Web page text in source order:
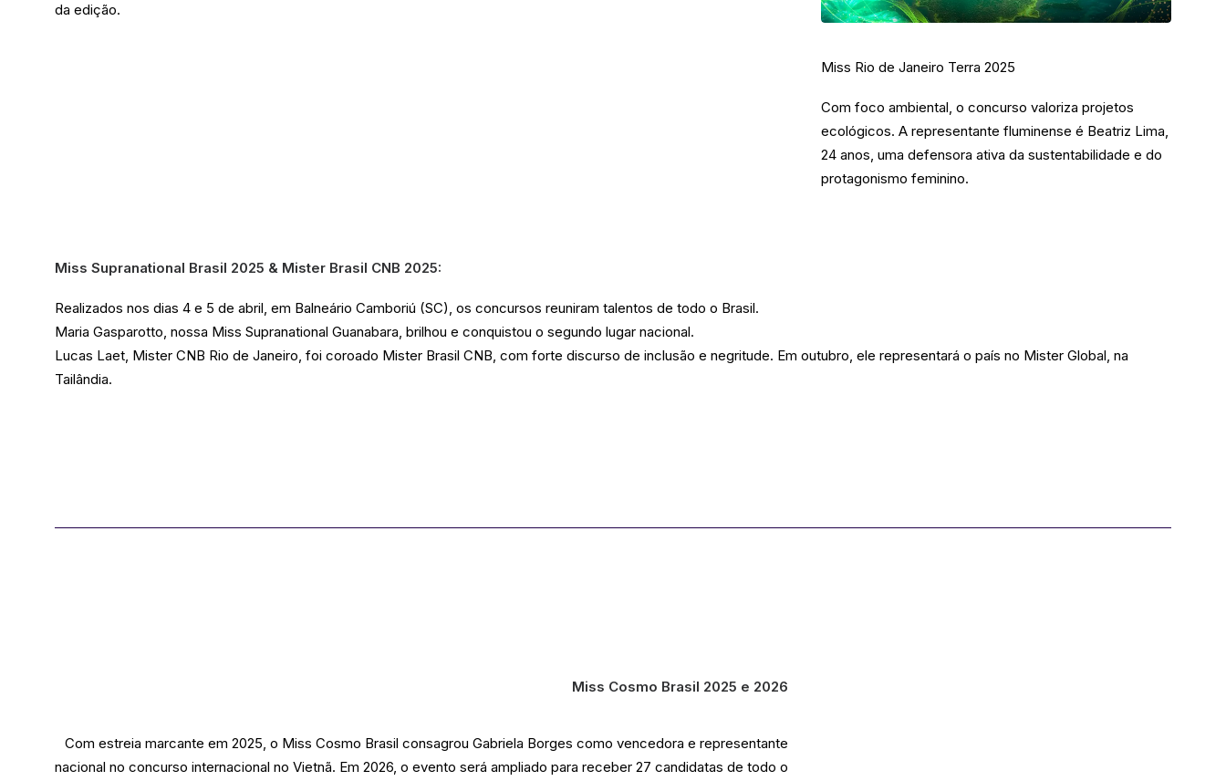
da edição.
Miss Rio de Janeiro Terra 2025
Com foco ambiental, o concurso valoriza projetos
ecológicos. A representante fluminense é Beatriz Lima,
24 anos, uma defensora ativa da sustentabilidade e do
protagonismo feminino.
Miss Supranational Brasil 2025 & Mister Brasil CNB 2025:
Realizados nos dias 4 e 5 de abril, em Balneário Camboriú (SC), os concursos reuniram talentos de todo o Brasil.
Maria Gasparotto, nossa Miss Supranational Guanabara, brilhou e conquistou o segundo lugar nacional.
Lucas Laet, Mister CNB Rio de Janeiro, foi coroado Mister Brasil CNB, com forte discurso de inclusão e negritude. Em outubro, ele representará o país no Mister Global, na
Tailândia.
Miss Cosmo Brasil 2025 e 2026
Com estreia marcante em 2025, o Miss Cosmo Brasil consagrou Gabriela Borges como vencedora e representante
nacional no concurso internacional no Vietnã. Em 2026, o evento será ampliado para receber 27 candidatas de todo o